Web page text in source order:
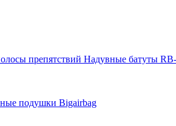
препятствий Надувные батуты
подушки Bigairbag